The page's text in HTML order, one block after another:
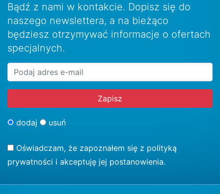
Bądź z nami w kontakcie. Dopisz się do
naszego newslettera, a na bieżąco
będziesz otrzymywać informacje o ofertach
specjalnych.
dodaj usuń
Oświadczam, że zapoznałem się z polityką
prywatności i akceptuję jej postanowienia.